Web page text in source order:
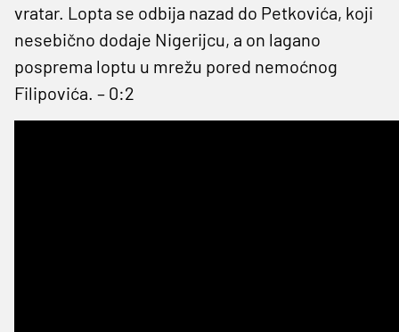
vratar. Lopta se odbija nazad do Petkovića, koji
nesebično dodaje Nigerijcu, a on lagano
posprema loptu u mrežu pored nemoćnog
Filipovića. – 0:2